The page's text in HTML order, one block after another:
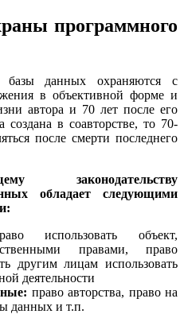
программного
базы данных охраняются с
в объективной форме и
автора и 70 лет после его
в соавторстве, то 70-
после смерти последнего
законодательству
обладает следующими
использовать объект,
правами, право
другим лицам использовать
деятельности
право авторства, право на
данных и т.п.